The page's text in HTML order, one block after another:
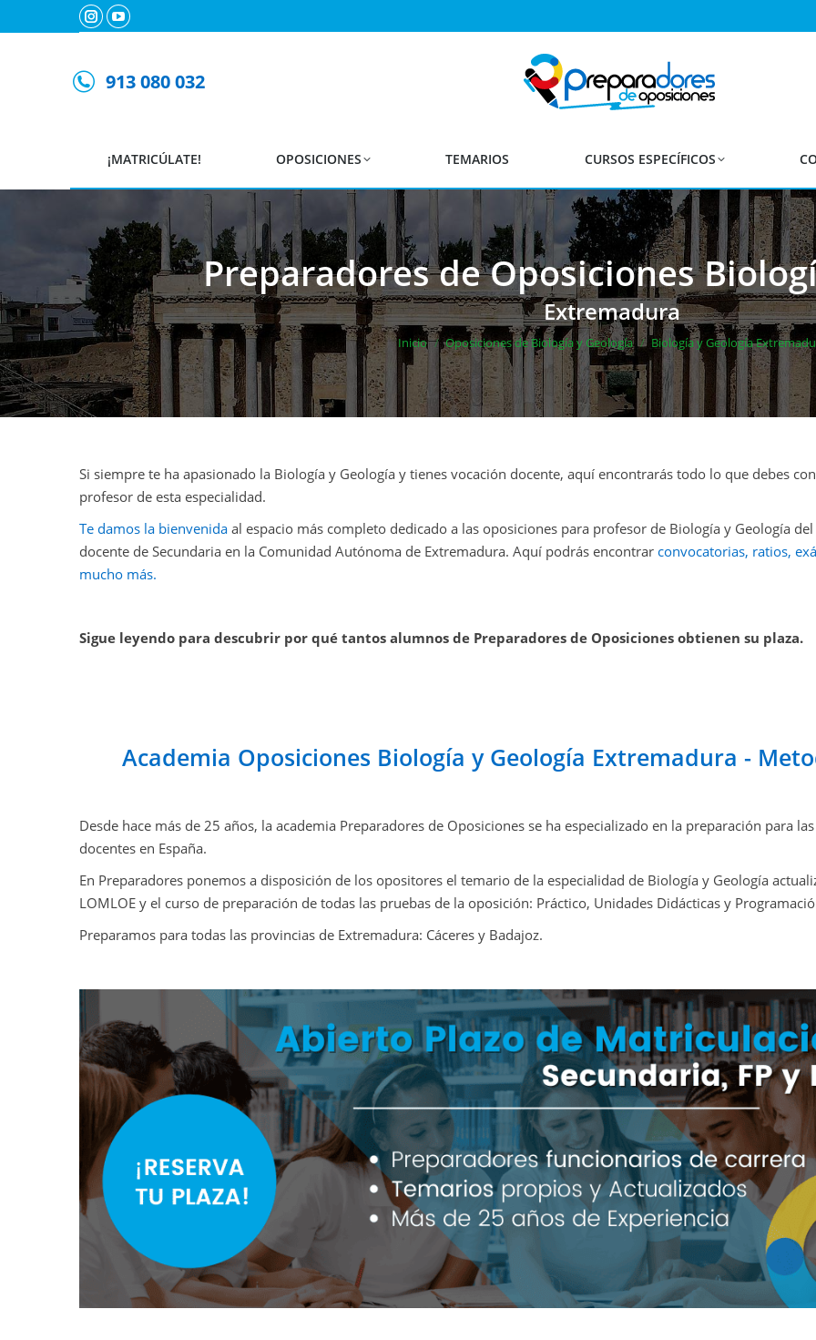
Instagram
opens
YouTube
opens
913 080 032
¡MATRICÚLATE! OPOSICIONES TEMARIOS CURSOS ESPECÍFICOS
Preparadores de Oposiciones
Extremadura
Estás aquí:
Inicio Oposiciones de Biología y Geología Biología y Geología
Si siempre te ha apasionado la Biología y Geología y tienes vocación docente, aquí encontrarás todo lo que debes
profesor de esta especialidad.
Te damos la bienvenida al espacio más completo dedicado a las oposiciones para profesor de Biología y Geología
docente de Secundaria en la Comunidad Autónoma de Extremadura. Aquí podrás encontrar convocatorias, ratios,
mucho más.
Sigue leyendo para descubrir por qué tantos alumnos de Preparadores de Oposiciones obtienen su plaza.
Academia Oposiciones Biología y Geología Extremadura -
Desde hace más de 25 años, la academia Preparadores de Oposiciones se ha especializado en la preparación para
docentes en España.
En Preparadores ponemos a disposición de los opositores el temario de la especialidad de Biología y Geología
LOMLOE y el curso de preparación de todas las pruebas de la oposición: Práctico, Unidades Didácticas y
Preparamos para todas las provincias de Extremadura: Cáceres y Badajoz.